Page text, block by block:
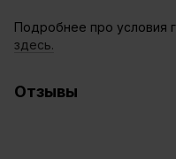
Подробнее про условия
здесь.
Отзывы